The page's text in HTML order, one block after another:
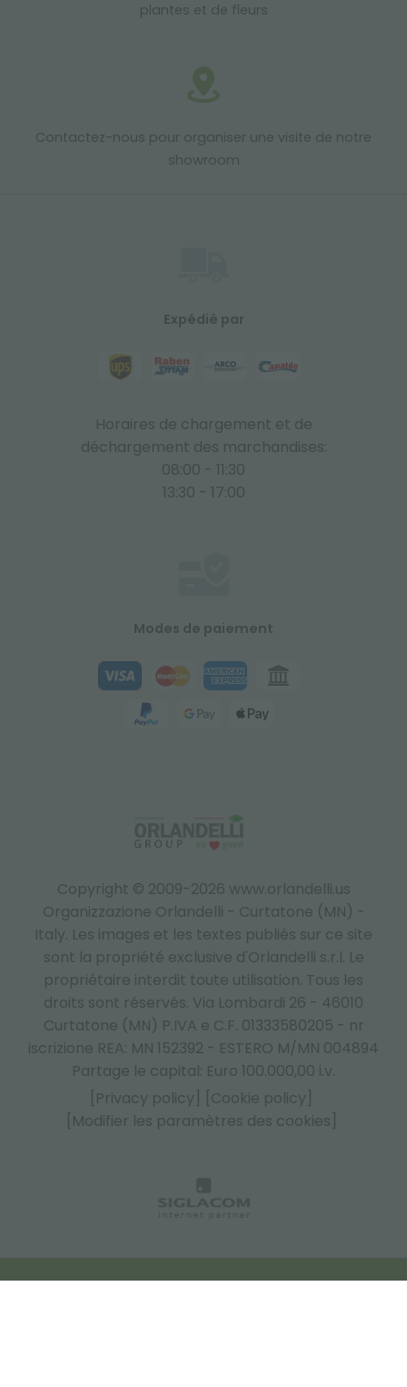
plantes et de fleurs
Contactez-nous pour organiser une visite de notre
showroom
Copyright © 2009-2026 www.orlandelli.us
Organizzazione Orlandelli - Curtatone (MN) -
Italy. Les images et les textes publiés sur ce site
sont la propriété exclusive d'Orlandelli s.r.l. Le
propriétaire interdit toute utilisation. Tous les
droits sont réservés. Via Lombardi 26 - 46010
Curtatone (MN) P.IVA e C.F. 01333580205 - nr
iscrizione REA: MN 152392 - ESTERO M/MN 004894
Partage le capital: Euro 100.000,00 i.v.
[Privacy policy]
[Cookie policy]
[Modifier les paramètres des cookies]
Expédié par
Horaires de chargement et de
déchargement des marchandises:
08:00 - 11:30
13:30 - 17:00
Modes de paiement